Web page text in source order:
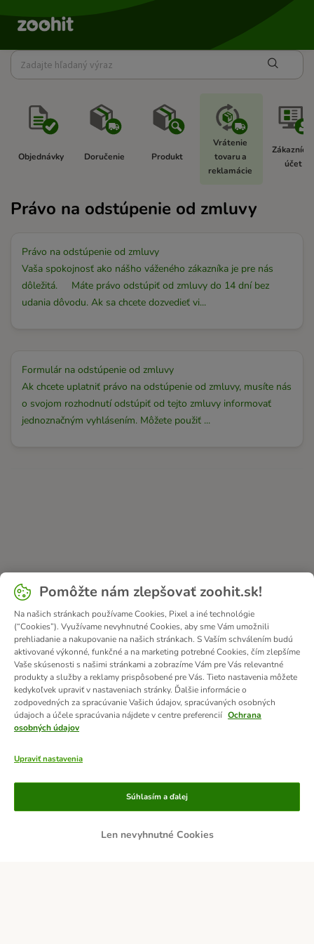
Objednávky Doručenie Produkt
Vrátenie
tovaru a
reklamácie
účet
Právo na odstúpenie od zmluvy
Právo na odstúpenie od zmluvy
Vaša spokojnosť ako nášho váženého zákazníka je pre nás
dôležitá. Máte právo odstúpiť od zmluvy do 14 dní bez
udania dôvodu. Ak sa chcete dozvedieť vi...
Formulár na odstúpenie od zmluvy
Ak chcete uplatniť právo na odstúpenie od zmluvy, musíte nás
o svojom rozhodnutí odstúpiť od tejto zmluvy informovať
jednoznačným vyhlásením. Môžete použiť ...
Platobné metódy
DOBIERKA PLATBA VOPRED
Pomôžte nám zlepšovať zoohit.sk!
Na našich stránkach používame Cookies, Pixel a iné technológie
(“Cookies”). Využívame nevyhnutné Cookies, aby sme Vám umožnili
prehliadanie a nakupovanie na našich stránkach. S Vaším schválením budú
aktivované výkonné, funkčné a na marketing potrebné Cookies, čím zlepšíme
Vaše skúsenosti s našimi stránkami a zobrazíme Vám pre Vás relevantné
produkty a služby a reklamy prispôsobené pre Vás. Tieto nastavenia môžete
kedykoľvek upraviť v nastaveniach stránky. Ďalšie informácie o
zodpovedných za spracúvanie Vašich údajov, spracúvaných osobných
údajoch a účele spracúvania nájdete v centre preferencií Ochrana
osobných údajov
Upraviť nastavenia
Len nevyhnutné Cookies
Súhlasím a ďalej